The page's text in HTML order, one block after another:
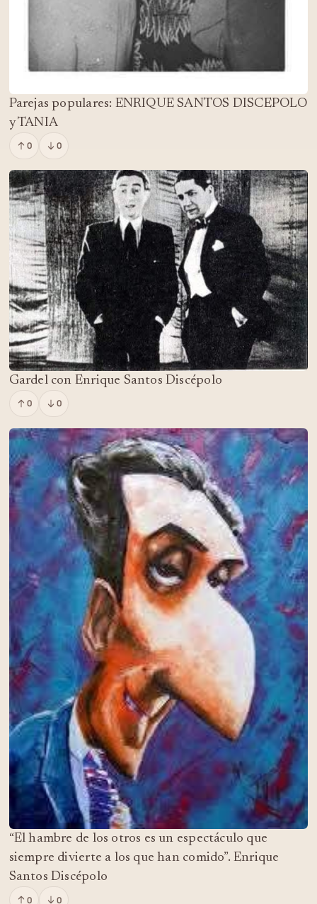
Parejas populares: ENRIQUE SANTOS DISCEPOLO
y TANIA
0 0
Gardel con Enrique Santos Discépolo
0 0
“El hambre de los otros es un espectáculo que
siempre divierte a los que han comido”. Enrique
Santos Discépolo
0 0